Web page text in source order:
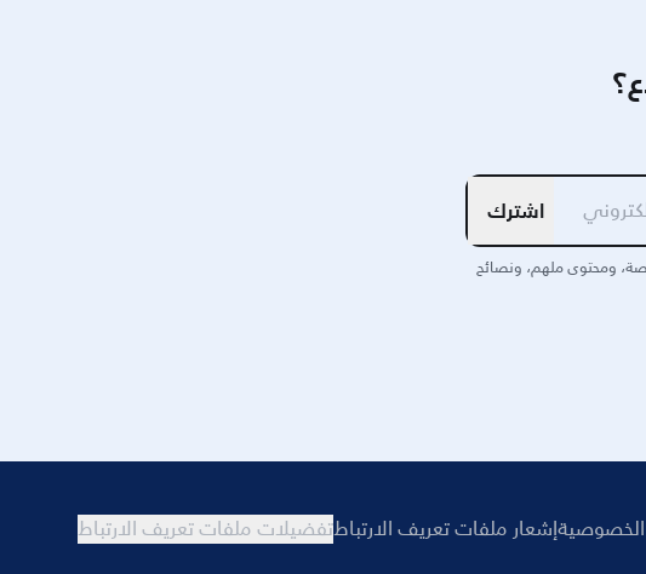
اشترك
ومحتوى ملهم، ونصائح
الخصوصيةإشعار ملفات تعريف الارتباطتفضيلات ملفات تعريف الارتباط